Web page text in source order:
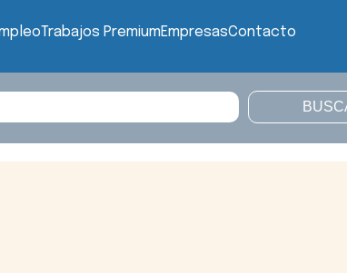
Trabajos PremiumEmpresasContacto